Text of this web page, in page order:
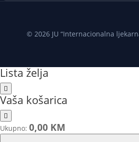
© 2026 JU “Internacionalna
Lista želja
Vaša košarica
Ukupno: 0,00 KM